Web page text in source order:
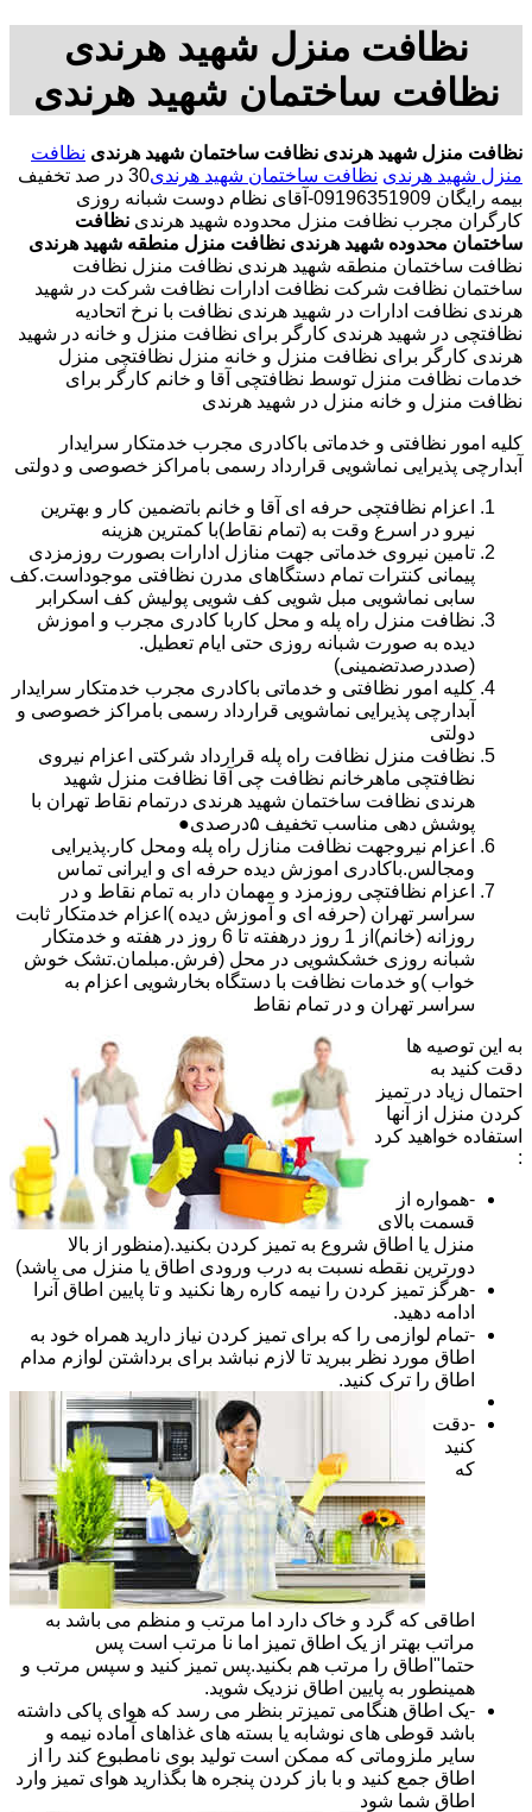
نظافت منزل شهید هرندی
نظافت ساختمان شهید هرندی
نظافت منزل شهید هرندی نظافت ساختمان شهید هرندی نظافت
منزل شهید هرندی نظافت ساختمان شهید هرندی
30 در صد تخفیف
بیمه رایگان 09196351909-آقای نظام دوست شبانه روزی
کارگران مجرب نظافت منزل محدوده شهید هرندی نظافت
ساختمان محدوده شهید هرندی نظافت منزل منطقه شهید هرندی
نظافت ساختمان منطقه شهید هرندی نظافت منزل نظافت
ساختمان نظافت شرکت نظافت ادارات نظافت شرکت در شهید
هرندی نظافت ادارات در شهید هرندی نظافت با نرخ اتحادیه
نظافتچی در شهید هرندی کارگر برای نظافت منزل و خانه در شهید
هرندی کارگر برای نظافت منزل و خانه منزل نظافتچی منزل
خدمات نظافت منزل توسط نظافتچی آقا و خانم کارگر برای
نظافت منزل و خانه منزل در شهید هرندی
کلیه امور نظافتی و خدماتی باکادری مجرب خدمتکار سرایدار
آبدارچی پذیرایی نماشویی قرارداد رسمی بامراکز خصوصی و دولتی
اعزام نظافتچی حرفه ای آقا و خانم باتضمین کار و بهترین
نیرو در اسرع وقت به (تمام نقاط)با کمترین هزینه
تامین نیروی خدماتی جهت منازل ادارات بصورت روزمزدی
پیمانی کنترات تمام دستگاهای مدرن نظافتی موجوداست.کف
سابی نماشویی مبل شویی کف شویی پولیش کف اسکرابر
نظافت منزل راه پله و محل کاربا کادری مجرب و اموزش
دیده به صورت شبانه روزی حتی ایام تعطیل.
(صددرصدتضمینی)
کلیه امور نظافتی و خدماتی باکادری مجرب خدمتکار سرایدار
آبدارچی پذیرایی نماشویی قرارداد رسمی بامراکز خصوصی و
دولتی
نظافت منزل نظافت راه پله قرارداد شرکتی اعزام نیروی
نظافتچی ماهرخانم نظافت چی آقا نظافت منزل شهید
هرندی نظافت ساختمان شهید هرندی درتمام نقاط تهران با
پوشش دهی مناسب تخفیف ۵درصدی●
اعزام نیروجهت نظافت منازل راه پله ومحل کار.پذیرایی
ومجالس.باکادری اموزش دیده حرفه ای و ایرانی تماس
اعزام نظافتچی روزمزد و مهمان دار به تمام نقاط و در
سراسر تهران (حرفه ای و آموزش دیده )اعزام خدمتکار ثابت
روزانه (خانم)از 1 روز درهفته تا 6 روز در هفته و خدمتکار
شبانه روزی خشکشویی در محل (فرش.مبلمان.تشک خوش
خواب )و خدمات نظافت با دستگاه بخارشویی اعزام به
سراسر تهران و در تمام نقاط
به این توصیه ها
دقت کنید به
احتمال زیاد در تمیز
کردن منزل از آنها
استفاده خواهید کرد
:
-همواره از
قسمت بالای
منزل یا اطاق شروع به تمیز کردن بکنید.(منظور از بالا
دورترین نقطه نسبت به درب ورودی اطاق یا منزل می باشد)
-هرگز تمیز کردن را نیمه کاره رها نکنید و تا پایین اطاق آنرا
ادامه دهید.
-تمام لوازمی را که برای تمیز کردن نیاز دارید همراه خود به
اطاق مورد نظر ببرید تا لازم نباشد برای برداشتن لوازم مدام
اطاق را ترک کنید.
-دقت
کنید
که
اطاقی که گرد و خاک دارد اما مرتب و منظم می باشد به
مراتب بهتر از یک اطاق تمیز اما نا مرتب است پس
حتما"اطاق را مرتب هم بکنید.پس تمیز کنید و سپس مرتب و
همینطور به پایین اطاق نزدیک شوید.
-یک اطاق هنگامی تمیزتر بنظر می رسد که هوای پاکی داشته
باشد قوطی های نوشابه یا بسته های غذاهای آماده نیمه و
سایر ملزوماتی که ممکن است تولید بوی نامطبوع کند را از
اطاق جمع کنید و با باز کردن پنجره ها بگذارید هوای تمیز وارد
اطاق شما شود